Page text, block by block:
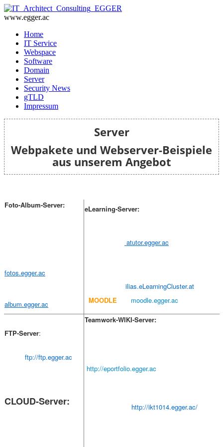
www.egger.ac
Home
IT Service
Webspace
Software
Domain
Server
Security News
gTLD
Impressum
Server
Webpakete und Webserver-Beispiele
aus unserem Angebot
Foto-Album-Server:
fotos.egger.ac
album.egger.ac
eLearning-Server:
atutor.egger.ac
ilias.eLearningCluster.at
MOODLE
moodle.egger.ac
FTP-Server:
ftp://ftp.egger.ac
CLOUD-Server:
Teamwork-WIKI-Server:
http://eportfolio.egger.ac
http://ikt1014.egger.ac/